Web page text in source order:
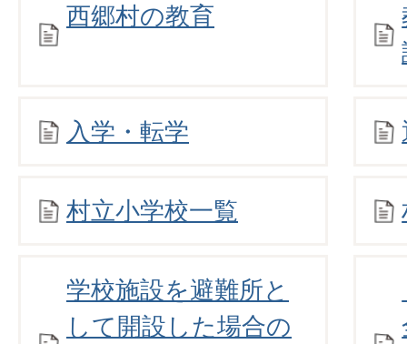
西郷村の教育
入学・転学
村立小学校一覧
学校施設を避難所と
して開設した場合の